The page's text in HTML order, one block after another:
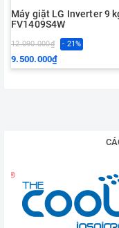
Máy giặt LG Inverter 9
FV1409S4W
12.090.000₫ - 21%
9.500.000₫